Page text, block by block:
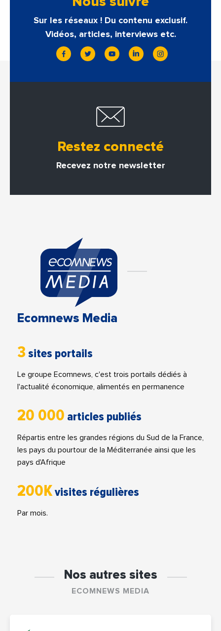
Sur les réseaux ! Du contenu exclusif.
Vidéos, articles, interviews etc.
Restez connecté
Recevez notre newsletter
Ecomnews Media
3 sites portails
Le groupe Ecomnews, c'est trois portails dédiés à
l'actualité économique, alimentés en permanence
20 000 articles publiés
Répartis entre les grandes régions du Sud de la France,
les pays du pourtour de la Méditerranée ainsi que les
pays d'Afrique
200Kvisites régulières
Par mois.
Nos autres sites
ECOMNEWS MEDIA